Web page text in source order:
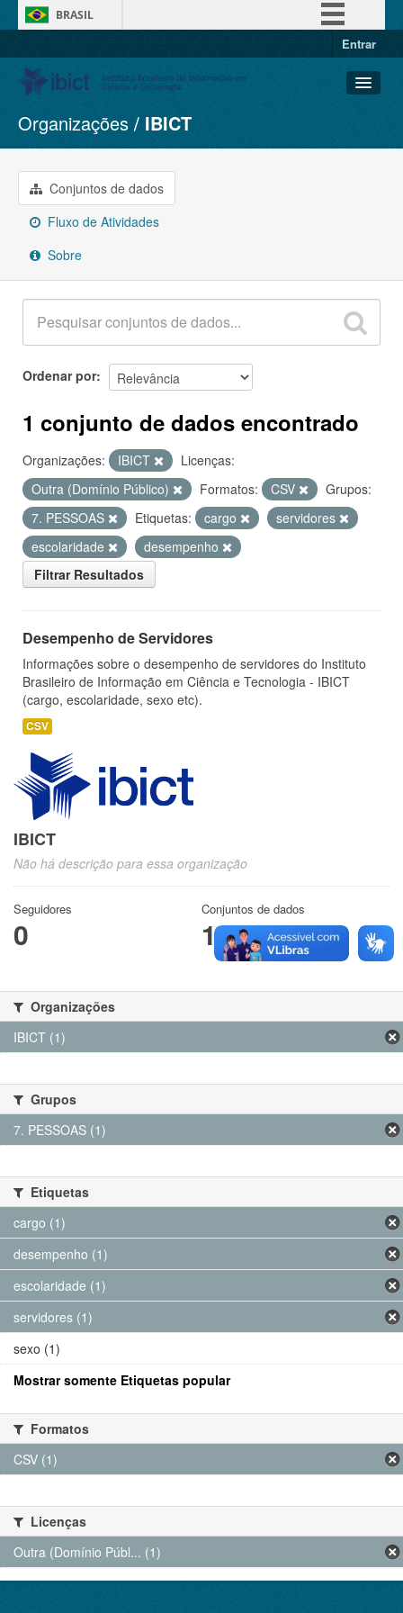
BRASIL
Entrar
Conjuntos de dados
Organizações
Grupos
Sobre
Organizações IBICT
Conjuntos de dados
Fluxo de Atividades
Sobre
Ordenar por
1 conjunto de dados encontrado
Organizações: IBICT
Licenças:
Outra (Domínio Público)
Formatos: CSV
Grupos:
7. PESSOAS
Etiquetas: cargo
servidores
escolaridade
desempenho
Filtrar Resultados
Desempenho de Servidores
Informações sobre o desempenho de servidores do Instituto
Brasileiro de Informação em Ciência e Tecnologia - IBICT
(cargo, escolaridade, sexo etc).
CSV
IBICT
Não há descrição para essa organização
Seguidores
0
Conjuntos de dados
1
Organizações
IBICT (1)
Grupos
7. PESSOAS (1)
Etiquetas
cargo (1)
desempenho (1)
escolaridade (1)
servidores (1)
sexo (1)
Mostrar somente Etiquetas popular
Formatos
CSV (1)
Licenças
Outra (Domínio Públ... (1)